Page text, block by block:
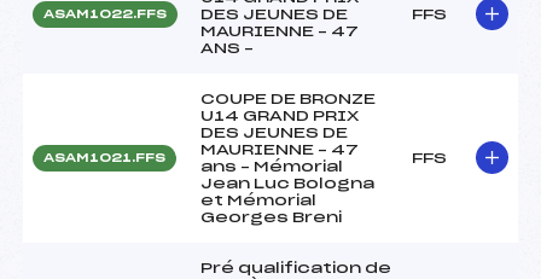
ASAM1022.FFS
DES JEUNES DE
MAURIENNE – 47
ANS –
FFS
ASAM1021.FFS
COUPE DE BRONZE
U14 GRAND PRIX
DES JEUNES DE
MAURIENNE – 47
ans – Mémorial
Jean Luc Bologna
et Mémorial
Georges Breni
FFS
Pré qualification de